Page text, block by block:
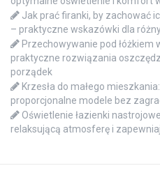
Jak prać firanki, by zachować
– praktyczne wskazówki dla
Przechowywanie pod łóżkiem
praktyczne rozwiązania
porządek
Krzesła do małego
proporcjonalne modele bez
Oświetlenie łazienki
relaksującą atmosferę i